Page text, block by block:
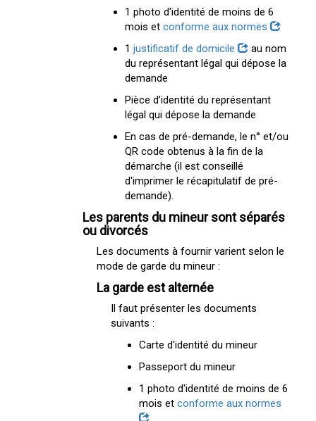
1 photo d'identité de moins de 6
mois etconforme aux normes
1justificatif de domicile
au nom
du représentant légal qui dépose la
demande
Pièce d’identité du représentant
légal qui dépose la demande
En cas de pré-demande, le n° et/ou
QR code obtenus à la fin de la
démarche (il est conseillé
d'imprimer le récapitulatif de pré-
demande).
Les parents du mineur sont séparés
ou divorcés
Les documents à fournir varient selon le
mode de garde du mineur :
La garde est alternée
Il faut présenter les documents
suivants :
Carte d'identité du mineur
Passeport du mineur
1 photo d'identité de moins de 6
mois etconforme aux normes